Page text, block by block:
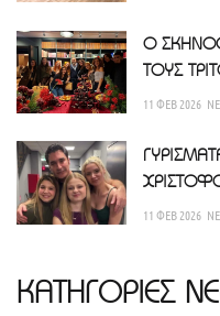
Ο
ΤΟΥΣ
11 ΦΕΒ 2026
11 ΦΕΒ 2026
ΚΑΤΗΓΟΡΙΕΣ